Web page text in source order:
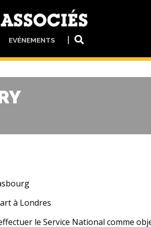
EVÉNEMENTS
à Londres
le Service National comme